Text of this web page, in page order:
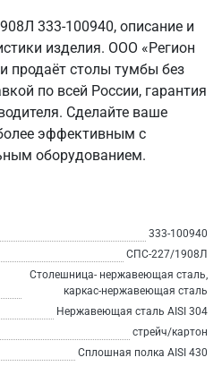
333-100940, описание и
изделия. ООО «Регион
продаёт столы тумбы без
по всей России, гарантия
Сделайте ваше
эффективным с
оборудованием.
333-100940
СПС-227/1908Л
Столешница- нержавеющая сталь,
каркас-нержавеющая сталь
Нержавеющая сталь AISI 304
стрейч/картон
Сплошная полка AISI 430